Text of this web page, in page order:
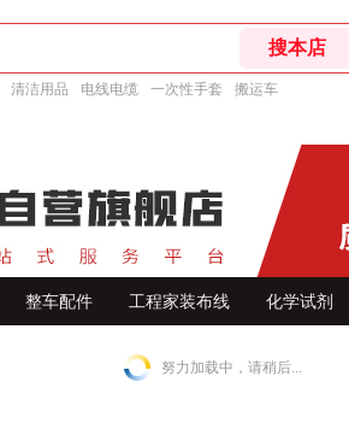
清洁用品 电线电缆 一次性手套 搬运车
整车配件 工程家装布线 化学试剂
努力加载中，请稍后...